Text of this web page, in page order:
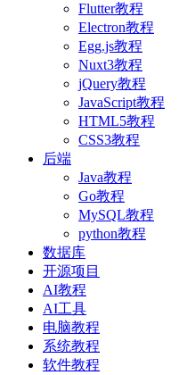
Flutter教程
Electron教程
Egg.js教程
Nuxt3教程
jQuery教程
JavaScript教程
HTML5教程
CSS3教程
后端
Java教程
Go教程
MySQL教程
python教程
数据库
开源项目
AI教程
AI工具
电脑教程
系统教程
软件教程